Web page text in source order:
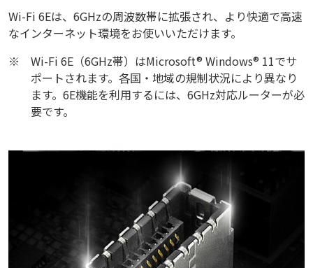
Wi-Fi 6Eは、6GHzの周波数帯に拡張され、より快適で高速
なインターネット環境をお使いいただけます。
※
Wi-Fi 6E（6GHz帯）はMicrosoft® Windows® 11でサ
ポートされます。各国・地域の規制状況により異なり
ます。6E機能を利用するには、6GHz対応ルーターが必
要です。